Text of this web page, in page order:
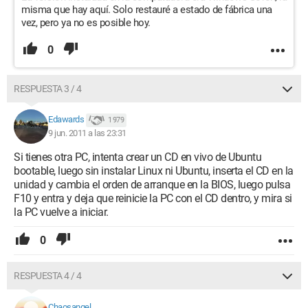
misma que hay aquí. Solo restauré a estado de fábrica una
vez, pero ya no es posible hoy.
0
RESPUESTA 3 / 4
Edawards 1 979
9 jun. 2011 a las 23:31
Si tienes otra PC, intenta crear un CD en vivo de Ubuntu
bootable, luego sin instalar Linux ni Ubuntu, inserta el CD en la
unidad y cambia el orden de arranque en la BIOS, luego pulsa
F10 y entra y deja que reinicie la PC con el CD dentro, y mira si
la PC vuelve a iniciar.
0
RESPUESTA 4 / 4